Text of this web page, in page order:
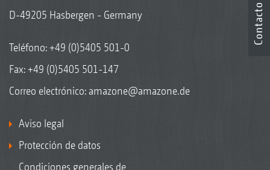
D-49205 Hasbergen - Germany
Teléfono:+49 (0)5405 501-0
Fax: +49 (0)5405 501-147
Correo electrónico: amazone@amazone.de
Aviso legal
Protección de datos
Condiciones generales de
Contacto